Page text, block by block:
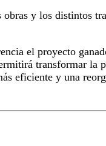
y los distintos
el proyecto
transformar la
eficiente y una